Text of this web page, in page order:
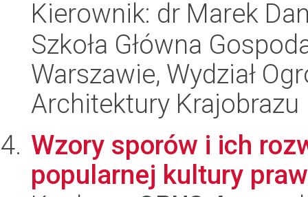
Kierownik: dr Marek
Szkoła Główna
Warszawie, Wydział
Architektury Krajobrazu
Wzory sporów i ich
popularnej kultury